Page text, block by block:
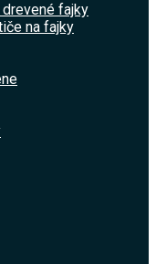
fajky
na fajky